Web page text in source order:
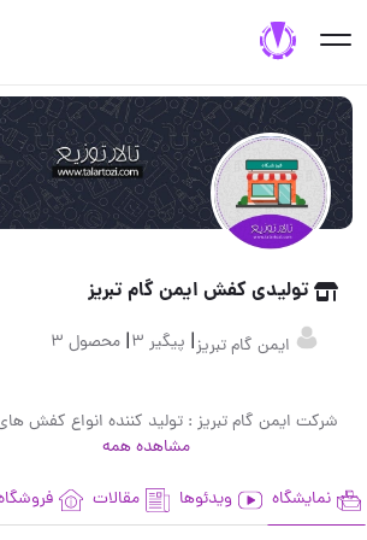
تولیدی کفش ایمن گام تبریز
ایمن گام تبریز| پیگیر 3 | محصول 3
شرکت ایمن گام تبریز : تولید کننده انواع کفش
مشاهده همه
نمایشگاه ویدئوها مقالات